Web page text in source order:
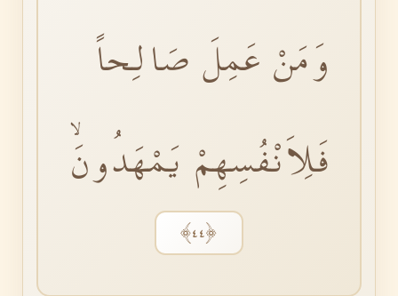
وَمَنْ عَمِلَ صَالِحاً
فَلِاَنْفُسِهِمْ يَمْهَدُونَۙ
﴿٤٤﴾